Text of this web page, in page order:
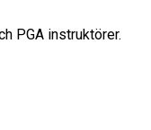
PGA instruktörer.